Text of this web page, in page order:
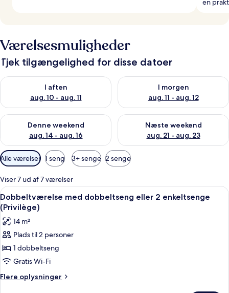
Værelsesmuligheder
Tjek tilgængelighed for disse datoer
I aften
aug. 10 - aug. 11
Tjek tilgængelighed for i aften aug. 10 - aug. 11
I morgen
aug. 11 - aug. 12
Tjek tilgængelighed for i
Denne weekend
aug. 14 - aug. 16
Tjek tilgængelighed for denne weekend aug. 14 - aug. 16
Næste weekend
aug. 21 - aug. 23
Tjek tilgængelighed for næste
Tilgængelige
filtre
for
værelser
Alle værelser 1 seng 3+ senge 2 senge
Viser 7 ud af 7 værelser
Indlæs
alle
billeder
af
Dobbeltværelse
med
dobbeltseng
eller
Et hotelværelse med en stor seng,
4
Dobbeltværelse med dobbeltseng eller 2 enkeltsenge
(Privilège)
14 m²
Plads til 2 personer
1 dobbeltseng
Gratis Wi-Fi
Flere oplysninger
Flere